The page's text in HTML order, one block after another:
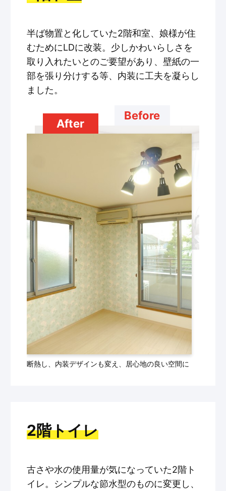
半ば物置と化していた2階和室、娘様が住
むためにLDに改装。少しかわいらしさを
取り入れたいとのご要望があり、壁紙の一
部を張り分けする等、内装に工夫を凝らし
ました。
Before
断熱し、内装デザインも変え、居心地の良い空間に
After
2階トイレ
古さや水の使用量が気になっていた2階ト
イレ。シンプルな節水型のものに変更し、